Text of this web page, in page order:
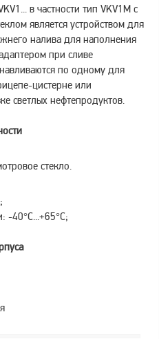
в частности тип VKV1M с
является устройством для
налива для наполнения
при сливе
по одному для
цистерне или
светлых нефтепродуктов.
стекло.
-40°С...+65°С;